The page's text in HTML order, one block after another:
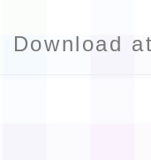
Download